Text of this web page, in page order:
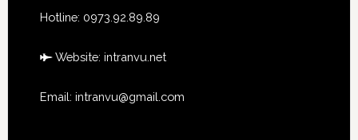
Hotline: 0973.92.89.89
Website: intranvu.net
Email: intranvu@gmail.com